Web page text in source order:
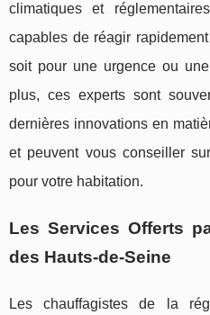
climatiques et
capables de réagir
soit pour une urgence ou
plus, ces experts sont
dernières innovations en
et peuvent vous conseiller
pour votre habitation.
Les Services Offerts
des Hauts-de-Seine
Les chauffagistes de la